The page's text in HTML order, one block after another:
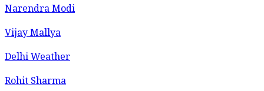
Narendra Modi
Vijay Mallya
Delhi Weather
Rohit Sharma